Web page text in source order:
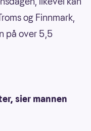
og Finnmark,
på over 5,5
sier mannen